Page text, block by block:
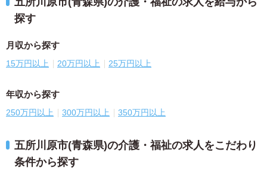
探す
月収から探す
15万円以上 20万円以上 25万円以上
年収から探す
250万円以上 300万円以上 350万円以上
五所川原市(青森県)の介護・福祉の求人をこだわり
条件から探す